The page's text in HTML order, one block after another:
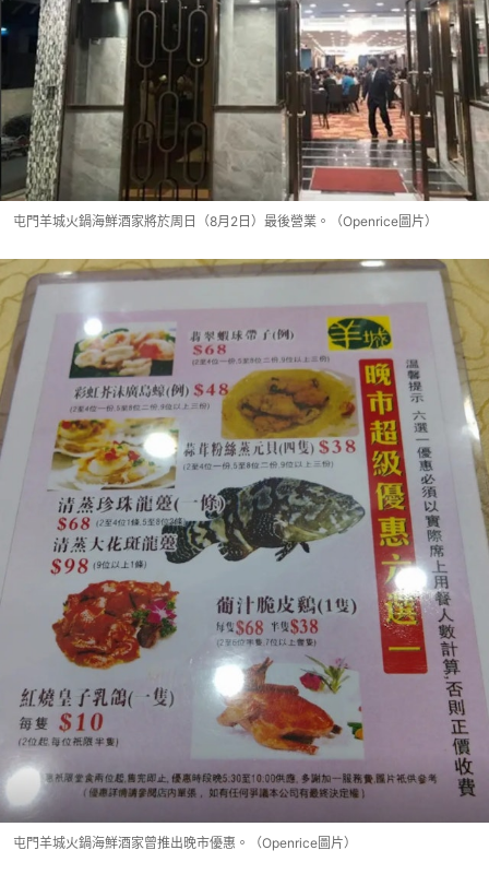
屯門羊城火鍋海鮮酒家將於周日（8月2日）最後營業。（Openrice圖片）
屯門羊城火鍋海鮮酒家曾推出晚市優惠。（Openrice圖片）